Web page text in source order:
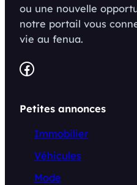
ou une nouvelle
notre portail vous
vie au fenua.
Facebook
Petites annonces
Immobilier
Véhicules
Mode